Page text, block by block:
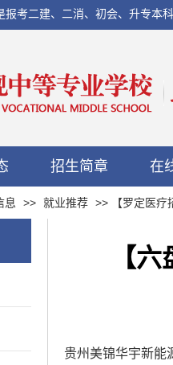
报考二建、二消、初会、升专
招生简章 在
息 >> 就业推荐 >> 【罗定医疗
【
贵州美锦华宇新能